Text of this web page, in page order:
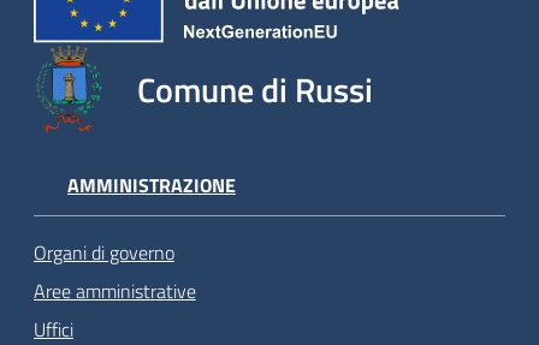
Comune di Russi
AMMINISTRAZIONE
Organi di governo
Aree amministrative
Uffici